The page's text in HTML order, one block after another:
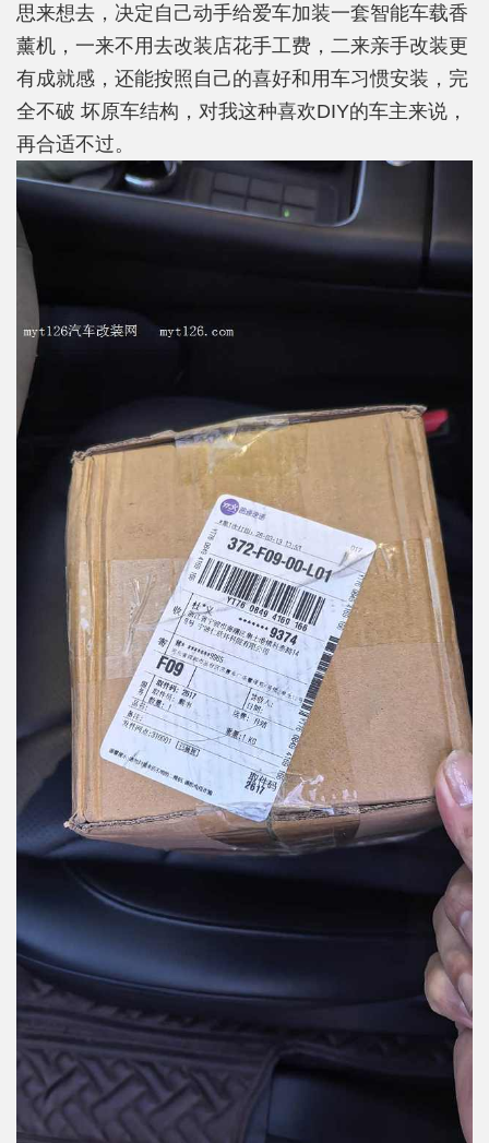
思来想去，决定自己动手给爱车加装一套智能车载香
薰机，一来不用去改装店花手工费，二来亲手改装更
有成就感，还能按照自己的喜好和用车习惯安装，完
全不破 坏原车结构，对我这种喜欢DIY的车主来说，
再合适不过。